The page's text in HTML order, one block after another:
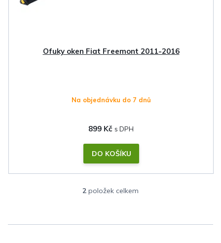
Ofuky oken Fiat Freemont 2011-2016
Na objednávku do 7 dnů
899 Kč
DO KOŠÍKU
O
l
2 položek celkem